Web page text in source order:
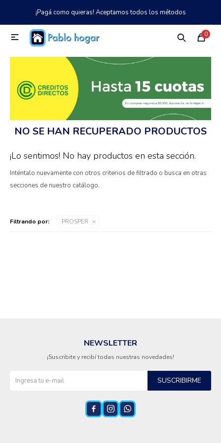
¡Pagá como quieras! Aceptamos todos los métodos
0

NO SE HAN RECUPERADO PRODUCTOS
¡Lo sentimos! No hay productos en esta sección.
Inténtalo nuevamente con otros criterios de filtrado o busca en otras
secciones de nuestro catálogo.
Filtrando por: PROSPER
NEWSLETTER
¡Suscribite y recibí todas nuestras novedades!
SUSCRIBIRME
  
MI CUENTA
Catálogo Tienda 097 997 042
Climatización
Tecnología
Electrodomésticos
TV, Audio y Video
Cuidado personal